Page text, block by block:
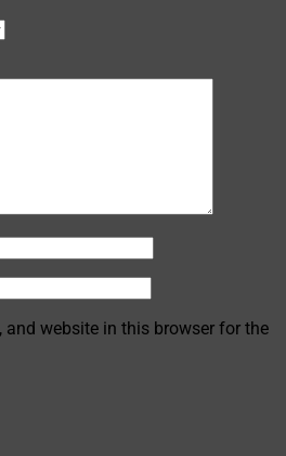
and website in this browser for the